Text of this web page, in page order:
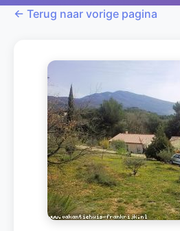
← Terug naar vorige pagina